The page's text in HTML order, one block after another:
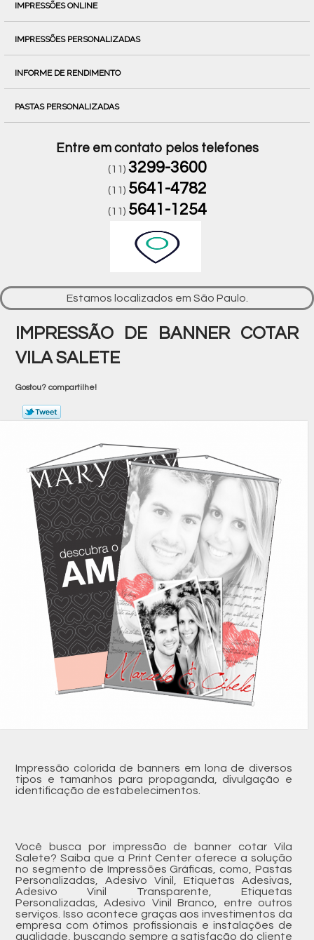
IMPRESSÕES ONLINE
IMPRESSÕES PERSONALIZADAS
INFORME DE RENDIMENTO
PASTAS PERSONALIZADAS
Entre em contato pelos telefones
(11) 3299-3600
(11) 5641-4782
(11) 5641-1254
Estamos localizados em São Paulo.
IMPRESSÃO DE BANNER COTAR
VILA SALETE
Gostou? compartilhe!
Impressão colorida de banners em lona de diversos
tipos e tamanhos para propaganda, divulgação e
identificação de estabelecimentos.
Você busca por impressão de banner cotar Vila
Salete? Saiba que a Print Center oferece a solução
no segmento de Impressões Gráficas, como, Pastas
Personalizadas, Adesivo Vinil, Etiquetas Adesivas,
Adesivo Vinil Transparente, Etiquetas
Personalizadas, Adesivo Vinil Branco, entre outros
serviços. Isso acontece graças aos investimentos da
empresa com ótimos profissionais e instalações de
qualidade, buscando sempre a satisfação do cliente